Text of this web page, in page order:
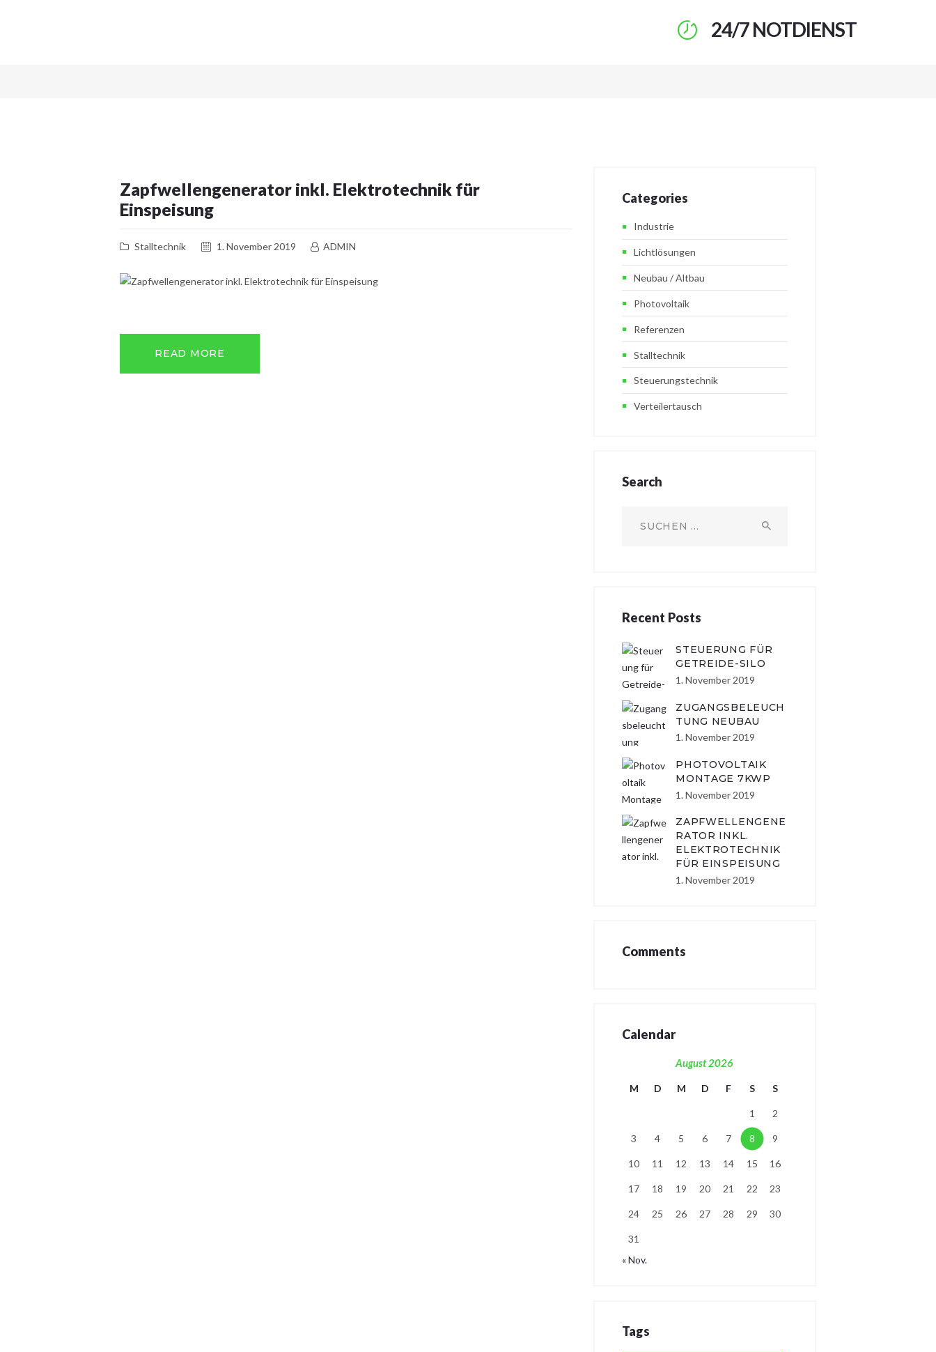
24/7 NOTDIENST
Zapfwellengenerator inkl. Elektrotechnik für
Einspeisung
Stalltechnik 1. November 2019 ADMIN
READ MORE
Categories
Industrie
Lichtlösungen
Neubau / Altbau
Photovoltaik
Referenzen
Stalltechnik
Steuerungstechnik
Verteilertausch
Search
nach:
Recent Posts
STEUERUNG FÜR
GETREIDE-SILO
1. November 2019
ZUGANGSBELEUCH
TUNG NEUBAU
1. November 2019
PHOTOVOLTAIK
MONTAGE 7KWP
1. November 2019
ZAPFWELLENGENE
RATOR INKL.
ELEKTROTECHNIK
FÜR EINSPEISUNG
1. November 2019
Comments
Calendar
August 2026
M D M D F S S
1 2
3 4 5 6 7 8 9
10 11 12 13 14 15 16
17 18 19 20 21 22 23
24 25 26 27 28 29 30
31
« Nov.
Tags